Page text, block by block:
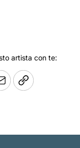
artista con te: